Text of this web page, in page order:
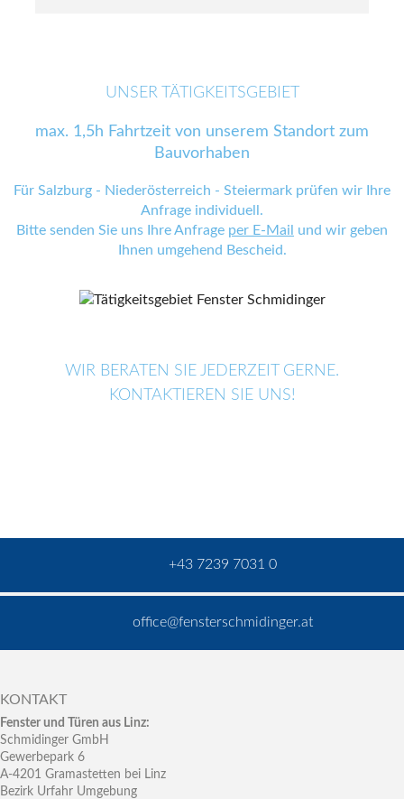
UNSER TÄTIGKEITSGEBIET
max. 1,5h Fahrtzeit von unserem Standort zum
Bauvorhaben
Für Salzburg - Niederösterreich - Steiermark prüfen wir Ihre
Anfrage individuell.
Bitte senden Sie uns Ihre Anfrage per E-Mail
und wir geben
Ihnen umgehend Bescheid.
WIR BERATEN SIE JEDERZEIT GERNE.
KONTAKTIEREN SIE UNS!
+43 7239 7031 0
office@fensterschmidinger.at
KONTAKT
Fenster und Türen aus Linz:
Schmidinger GmbH
Gewerbepark 6
A-4201 Gramastetten bei Linz
Bezirk Urfahr Umgebung